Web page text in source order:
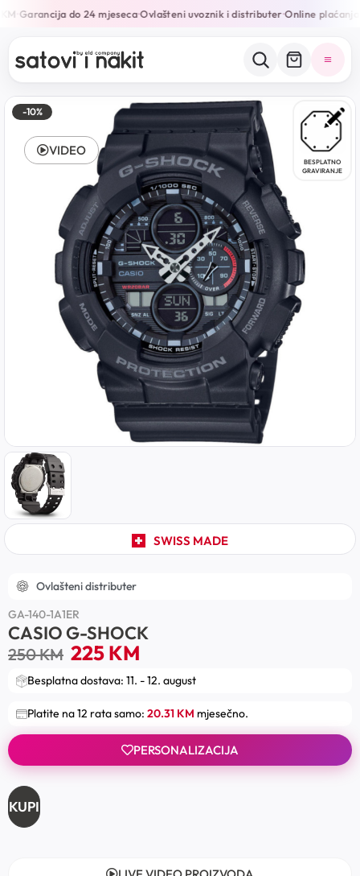
•Garancija do 24 mjeseca•Ovlašteni uvoznik i distributer•Online plaćanja
-10%
BESPLATNO
GRAVIRANJE
SWISS MADE
VIDEO
Ovlašteni distributer
GA-140-1A1ER
CASIO G-SHOCK
250KM 225KM
Besplatna dostava: 11. - 12. august
Platite na 12 rata samo: 20.31 KM mjesečno.
PERSONALIZACIJA
KUPI